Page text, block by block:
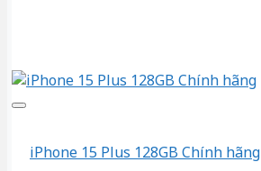
iPhone 15 Plus 128GB Chính hãng